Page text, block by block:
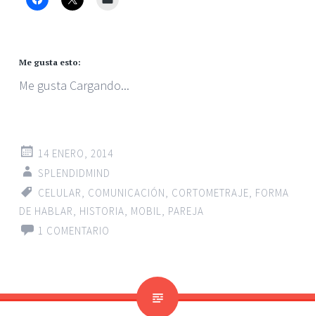
Me gusta esto:
Me gusta Cargando...
14 ENERO, 2014
SPLENDIDMIND
CELULAR
COMUNICACIÓN CORTOMETRAJE FORMA
DE HABLAR
HISTORIA MOBIL
PAREJA
1 COMENTARIO